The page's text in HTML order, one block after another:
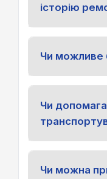
історію
Чи можливе
Чи
Чи можна